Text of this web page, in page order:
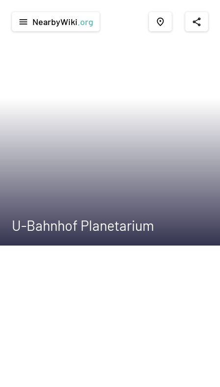
menu NearbyWiki .org place share
U-Bahnhof Planetarium